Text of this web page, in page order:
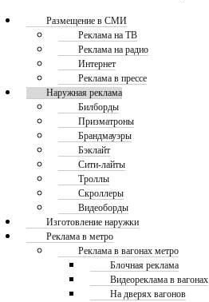
Размещение в СМИ
Реклама на ТВ
Реклама на радио
Интернет
Реклама в прессе
Наружная реклама
Билборды
Призматроны
Брандмауэры
Бэклайт
Сити-лайты
Троллы
Скроллеры
Видеоборды
Изготовление наружки
Реклама в метро
Реклама в вагонах метро
Блочная реклама
Видеореклама в вагонах
На дверях вагонов